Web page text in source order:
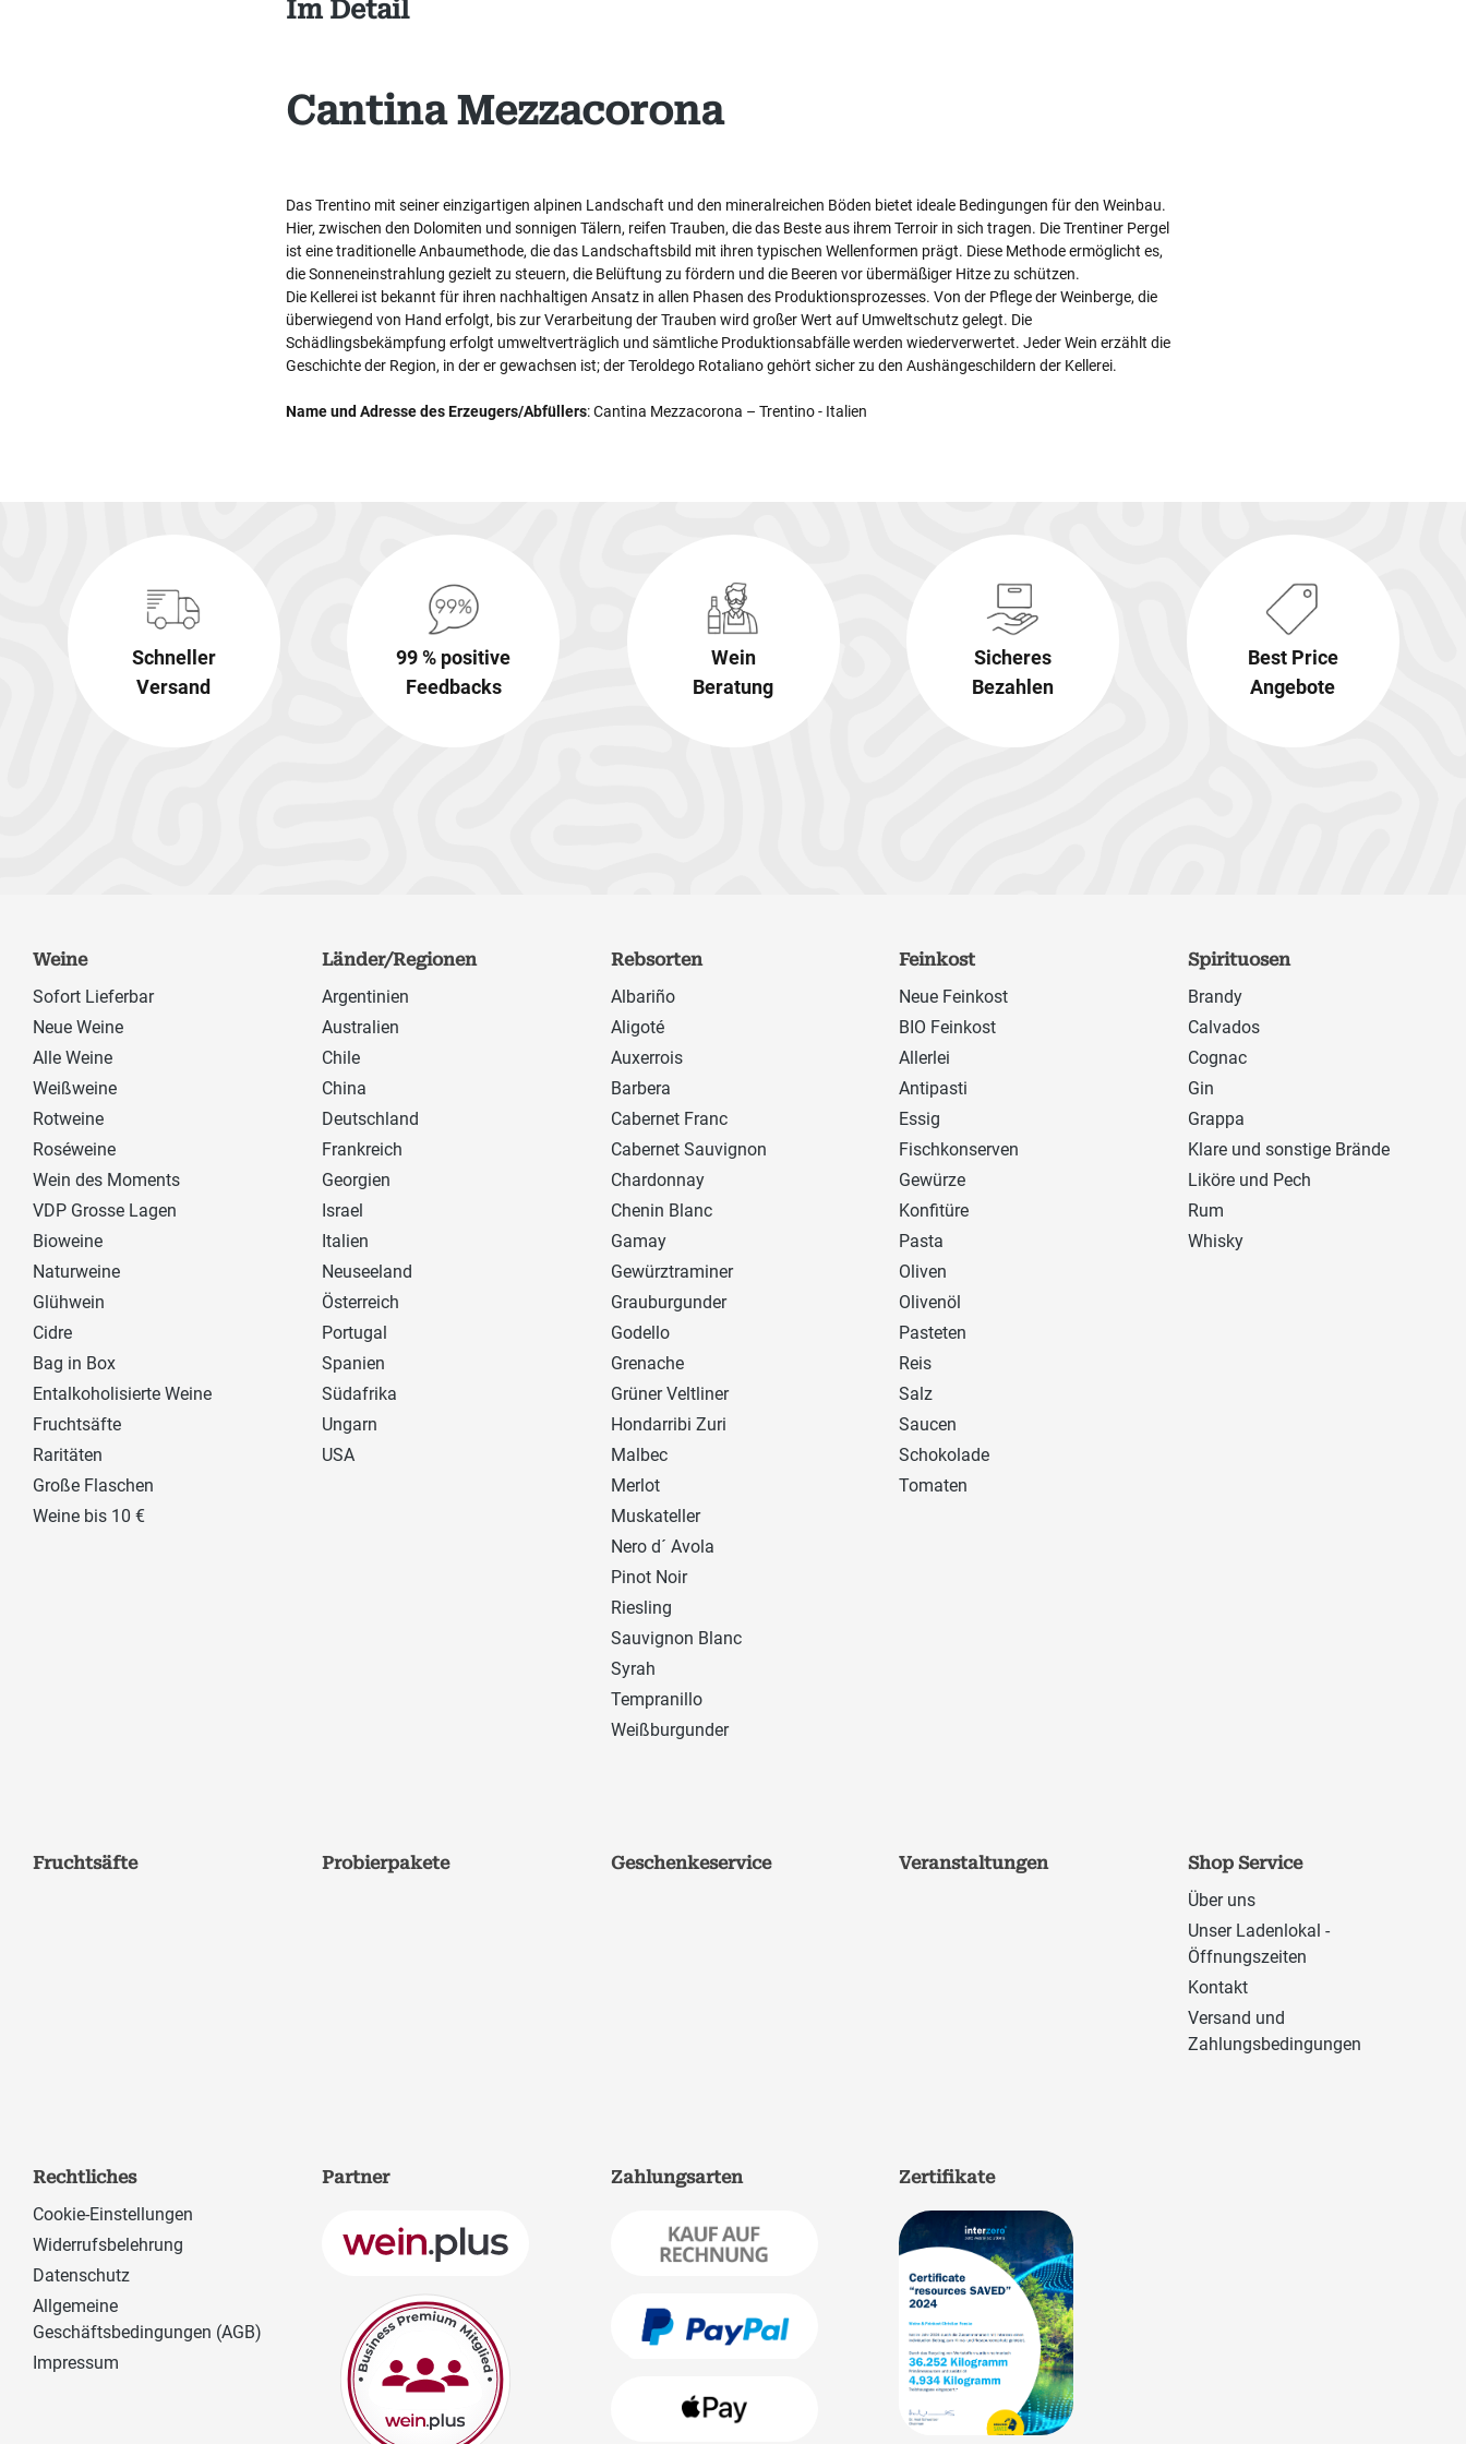
Im Detail
Cantina Mezzacorona
Das Trentino mit seiner einzigartigen alpinen Landschaft und den mineralreichen Böden bietet ideale Bedingungen für den Weinbau.
Hier, zwischen den Dolomiten und sonnigen Tälern, reifen Trauben, die das Beste aus ihrem Terroir in sich tragen. Die Trentiner Pergel
ist eine traditionelle Anbaumethode, die das Landschaftsbild mit ihren typischen Wellenformen prägt. Diese Methode ermöglicht es,
die Sonneneinstrahlung gezielt zu steuern, die Belüftung zu fördern und die Beeren vor übermäßiger Hitze zu schützen.
Die Kellerei ist bekannt für ihren nachhaltigen Ansatz in allen Phasen des Produktionsprozesses. Von der Pflege der Weinberge, die
überwiegend von Hand erfolgt, bis zur Verarbeitung der Trauben wird großer Wert auf Umweltschutz gelegt. Die
Schädlingsbekämpfung erfolgt umweltverträglich und sämtliche Produktionsabfälle werden wiederverwertet. Jeder Wein erzählt die
Geschichte der Region, in der er gewachsen ist; der Teroldego Rotaliano gehört sicher zu den Aushängeschildern der Kellerei.
Name und Adresse des Erzeugers/Abfüllers: Cantina Mezzacorona – Trentino - Italien
Schneller
Versand
99 % positive
Feedbacks
Wein
Beratung
Sicheres
Bezahlen
Best Price
Angebote
Weine
Sofort Lieferbar
Neue Weine
Alle Weine
Weißweine
Rotweine
Roséweine
Wein des Moments
VDP Grosse Lagen
Bioweine
Naturweine
Glühwein
Cidre
Bag in Box
Entalkoholisierte Weine
Fruchtsäfte
Raritäten
Große Flaschen
Weine bis 10 €
Länder/Regionen
Argentinien
Australien
Chile
China
Deutschland
Frankreich
Georgien
Israel
Italien
Neuseeland
Österreich
Portugal
Spanien
Südafrika
Ungarn
USA
Rebsorten
Albariño
Aligoté
Auxerrois
Barbera
Cabernet Franc
Cabernet Sauvignon
Chardonnay
Chenin Blanc
Gamay
Gewürztraminer
Grauburgunder
Godello
Grenache
Grüner Veltliner
Hondarribi Zuri
Malbec
Merlot
Muskateller
Nero d´ Avola
Pinot Noir
Riesling
Sauvignon Blanc
Syrah
Tempranillo
Weißburgunder
Feinkost
Neue Feinkost
BIO Feinkost
Allerlei
Antipasti
Essig
Fischkonserven
Gewürze
Konfitüre
Pasta
Oliven
Olivenöl
Pasteten
Reis
Salz
Saucen
Schokolade
Tomaten
Spirituosen
Brandy
Calvados
Cognac
Gin
Grappa
Klare und sonstige Brände
Liköre und Pech
Rum
Whisky
Fruchtsäfte Probierpakete Geschenkeservice Veranstaltungen
Shop Service
Über uns
Unser Ladenlokal -
Öffnungszeiten
Kontakt
Versand und
Zahlungsbedingungen
Rechtliches
Cookie-Einstellungen
Widerrufsbelehrung
Datenschutz
Allgemeine
Geschäftsbedingungen (AGB)
Impressum
Partner Zahlungsarten Zertifikate